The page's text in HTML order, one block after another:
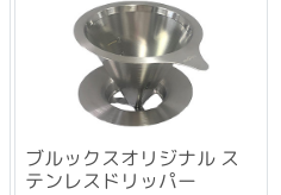
ブルックスオリジナル ス
テンレスドリッパー